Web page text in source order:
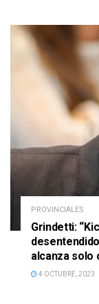
PROVINCIALES
Grindetti:
alcanza solo
4 OCTUBRE, 2023